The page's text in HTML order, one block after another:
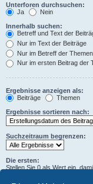
Unterforen durchsuchen:
Ja
Nein
Innerhalb suchen:
Betreff und Text der
Nur im Text der Beiträge
Nur im Betreff der Themen
Nur im ersten Beitrag der
Ergebnisse anzeigen als:
Beiträge
Themen
Ergebnisse sortieren nach:
Suchzeitraum begrenzen:
Die ersten:
Stellen Sie 0 als Wert ein,